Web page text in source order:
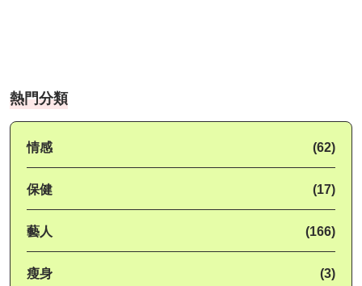
熱門分類
情感 (62)
保健 (17)
藝人 (166)
瘦身 (3)